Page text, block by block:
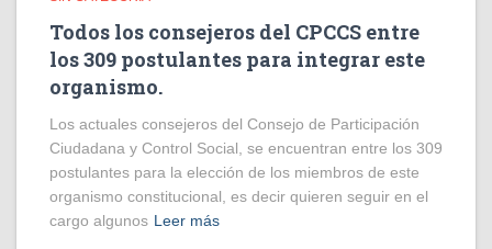
Todos los consejeros del CPCCS entre
los 309 postulantes para integrar este
organismo.
Los actuales consejeros del Consejo de Participación
Ciudadana y Control Social, se encuentran entre los 309
postulantes para la elección de los miembros de este
organismo constitucional, es decir quieren seguir en el
cargo algunos Leer más